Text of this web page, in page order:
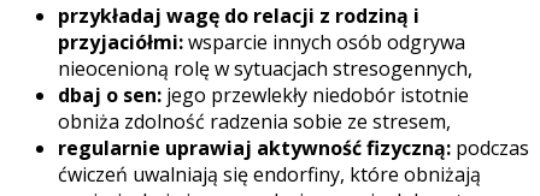
przykładaj wagę do relacji z rodziną i
przyjaciółmi:wsparcie innych osób odgrywa
nieocenioną rolę w sytuacjach stresogennych,
dbaj o sen: jego przewlekły niedobór istotnie
obniża zdolność radzenia sobie ze stresem,
regularnie uprawiaj aktywność fizyczną: podczas
ćwiczeń uwalniają się endorfiny, które obniżają